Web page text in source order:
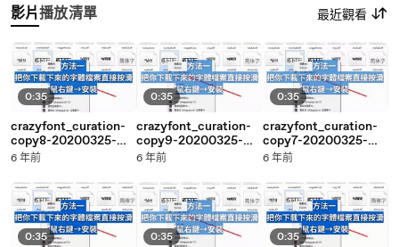
影片播放清單 最近觀看
0:35
crazyfont_curation-
copy8-20200325-
23:45
6 年前
0:35
0:35
crazyfont_curation-
copy9-20200325-
23:45
6 年前
0:35
0:35
crazyfont_curation-
copy7-20200325-
23:45
6 年前
0:35